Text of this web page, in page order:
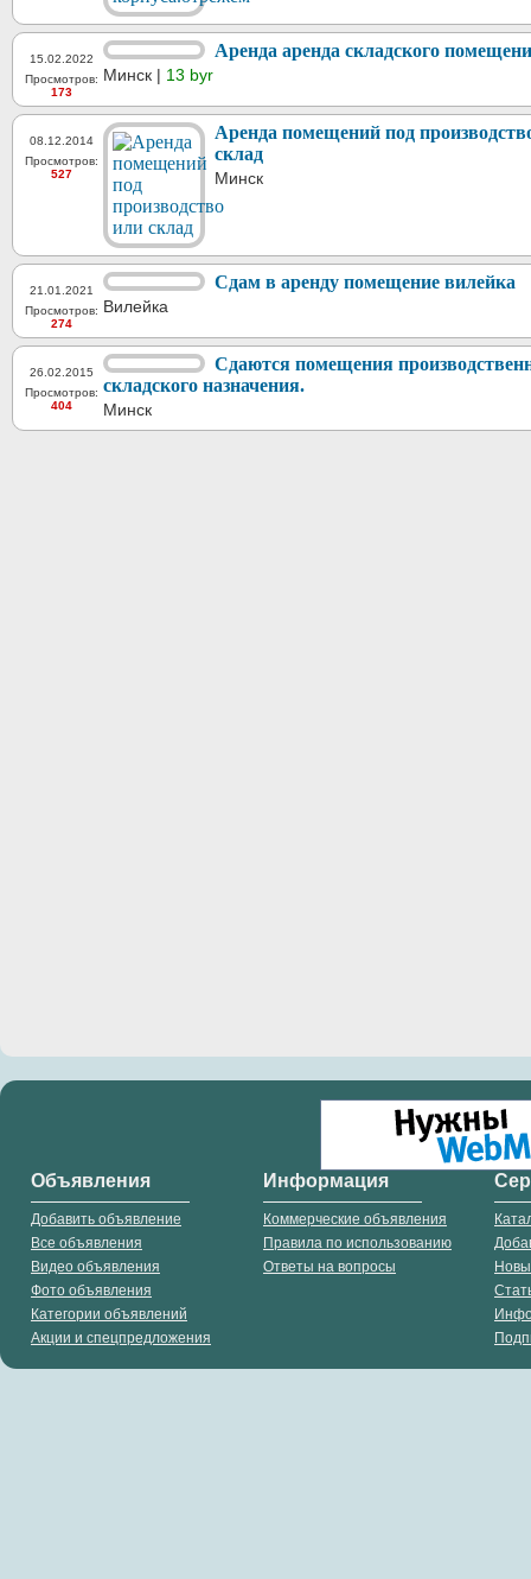
15.02.2022
Просмотров:
173
Аренда аренда складского
Минск | 13 byr
08.12.2014
Просмотров:
527
Аренда помещений под
склад
Минск
21.01.2021
Просмотров:
274
Сдам в аренду помещение вилейка
Вилейка
26.02.2015
Просмотров:
404
Сдаются помещения
складского назначения.
Минск
Объявления
Добавить объявление
Все объявления
Видео объявления
Фото объявления
Категории объявлений
Акции и спецпредложения
Информация
Коммерческие объявления
Правила по использованию
Ответы на вопросы